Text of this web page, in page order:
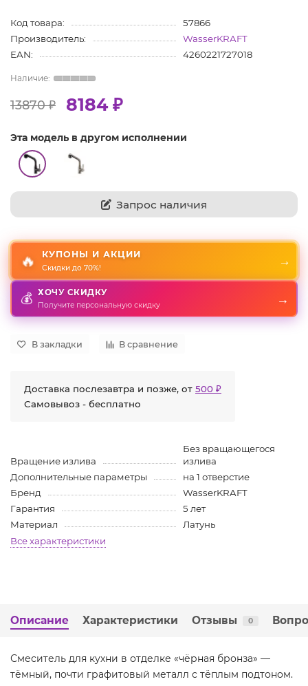
Код товара:
57866
Производитель:
WasserKRAFT
EAN:
4260221727018
13870 ₽ 8184 ₽
Эта модель в другом исполнении
Запрос наличия
🔥 КУПОНЫ И АКЦИИ
Скидки до 70%!
→
💰 ХОЧУ СКИДКУ
Получите персональную скидку →
В закладки В сравнение
Доставка послезавтра и позже, от 500 ₽
Самовывоз - бесплатно
Вращение излива
Без вращающегося
излива
Дополнительные параметры
на 1 отверстие
Бренд
WasserKRAFT
Гарантия
5 лет
Материал
Латунь
Все характеристики
Описание Характеристики Отзывы 0
Смеситель для кухни в отделке «чёрная бронза» —
тёмный, почти графитовый металл с тёплым подтоном.